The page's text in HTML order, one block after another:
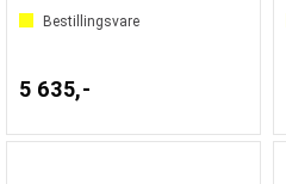
Bestillingsvare
5 635,-